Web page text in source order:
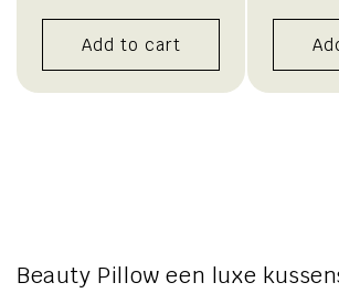
price
Add to cart
Beauty Pillow een luxe